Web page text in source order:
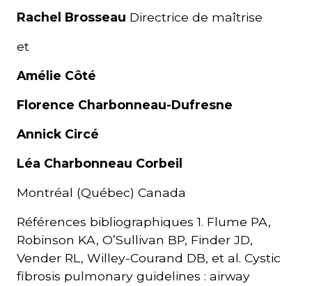
Rachel Brosseau Directrice de maîtrise
et
Amélie Côté
Florence Charbonneau-Dufresne
Annick Circé
Léa Charbonneau Corbeil
Montréal (Québec) Canada
Références bibliographiques 1. Flume PA,
Robinson KA, O’Sullivan BP, Finder JD,
Vender RL, Willey-Courand DB, et al. Cystic
fibrosis pulmonary guidelines : airway